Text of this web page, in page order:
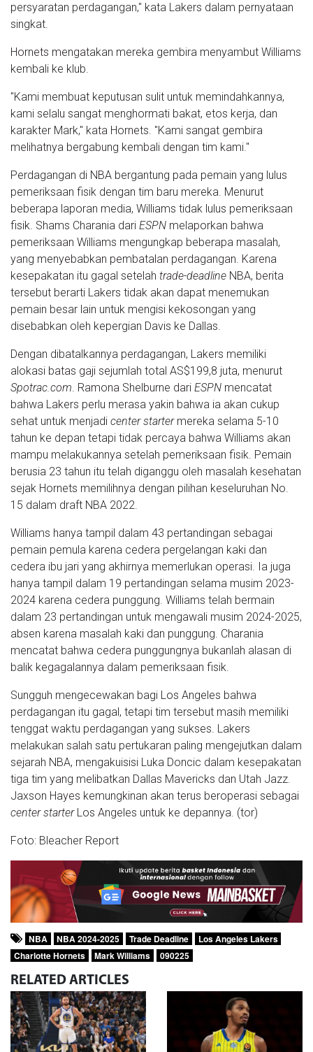
persyaratan perdagangan," kata Lakers dalam pernyataan
singkat.
Hornets mengatakan mereka gembira menyambut Williams
kembali ke klub.
"Kami membuat keputusan sulit untuk memindahkannya,
kami selalu sangat menghormati bakat, etos kerja, dan
karakter Mark," kata Hornets. "Kami sangat gembira
melihatnya bergabung kembali dengan tim kami."
Perdagangan di NBA bergantung pada pemain yang lulus
pemeriksaan fisik dengan tim baru mereka. Menurut
beberapa laporan media, Williams tidak lulus pemeriksaan
fisik. Shams Charania dari ESPN melaporkan bahwa
pemeriksaan Williams mengungkap beberapa masalah,
yang menyebabkan pembatalan perdagangan. Karena
kesepakatan itu gagal setelah trade-deadline NBA, berita
tersebut berarti Lakers tidak akan dapat menemukan
pemain besar lain untuk mengisi kekosongan yang
disebabkan oleh kepergian Davis ke Dallas.
Dengan dibatalkannya perdagangan, Lakers memiliki
alokasi batas gaji sejumlah total AS$199,8 juta, menurut
Spotrac.com. Ramona Shelburne dari ESPN mencatat
bahwa Lakers perlu merasa yakin bahwa ia akan cukup
sehat untuk menjadi center startermereka selama 5-10
tahun ke depan tetapi tidak percaya bahwa Williams akan
mampu melakukannya setelah pemeriksaan fisik. Pemain
berusia 23 tahun itu telah diganggu oleh masalah kesehatan
sejak Hornets memilihnya dengan pilihan keseluruhan No.
15 dalam draft NBA 2022.
Williams hanya tampil dalam 43 pertandingan sebagai
pemain pemula karena cedera pergelangan kaki dan
cedera ibu jari yang akhirnya memerlukan operasi. Ia juga
hanya tampil dalam 19 pertandingan selama musim 2023-
2024 karena cedera punggung. Williams telah bermain
dalam 23 pertandingan untuk mengawali musim 2024-2025,
absen karena masalah kaki dan punggung. Charania
mencatat bahwa cedera punggungnya bukanlah alasan di
balik kegagalannya dalam pemeriksaan fisik.
Sungguh mengecewakan bagi Los Angeles bahwa
perdagangan itu gagal, tetapi tim tersebut masih memiliki
tenggat waktu perdagangan yang sukses. Lakers
melakukan salah satu pertukaran paling mengejutkan dalam
sejarah NBA, mengakuisisi Luka Doncic dalam kesepakatan
tiga tim yang melibatkan Dallas Mavericks dan Utah Jazz.
Jaxson Hayes kemungkinan akan terus beroperasi sebagai
center starterLos Angeles untuk ke depannya. (tor)
Foto: Bleacher Report
NBA NBA 2024-2025 Trade Deadline
Los Angeles Lakers
Charlotte Hornets
Mark Williams 090225
RELATED ARTICLES